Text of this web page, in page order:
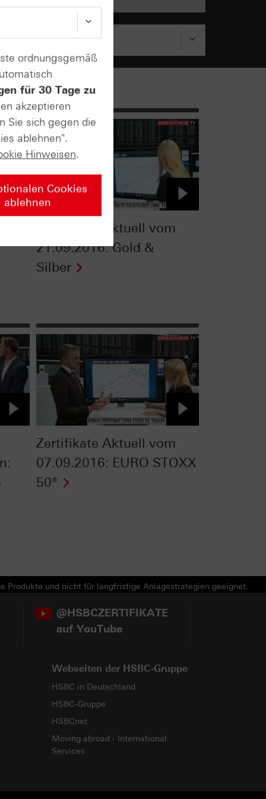
Zertifikate Aktuell vom
21.09.2016: Gold &
Silber
Zertifikate Aktuell vom
07.09.2016: EURO STOXX
50®
Produkte und nicht für langfristige Anlagestrategien geeignet.
@HSBCZERTIFIKATE
auf YouTube
Webseiten der HSBC-Gruppe
HSBC in Deutschland
HSBC-Gruppe
HSBCnet
Moving abroad - International
Services
ordnungsgemäß
für 30 Tage zu
akzeptieren
Sie sich gegen die
ablehnen".
Hinweisen.
Cookies
ablehnen